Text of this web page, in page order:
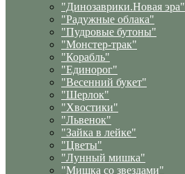
"Динозаврики.Новая эра"
"Радужные облака"
"Пудровые бутоны"
"Монстер-трак"
"Корабль"
"Единорог"
"Весенний букет"
"Шерлок"
"Хвостики"
"Львенок"
"Зайка в лейке"
"Цветы"
"Лунный мишка"
"Мишка со звездами"